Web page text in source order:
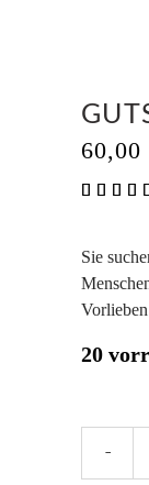
60,00
Sie
20
-